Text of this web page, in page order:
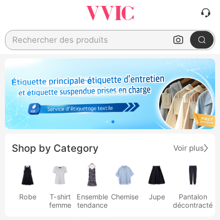
Rechercher des produits
Shop by Category Voir plus
Robe
T-shirt
femme
Ensemble
tendance
Chemise Jupe
Pantalon
décontracté